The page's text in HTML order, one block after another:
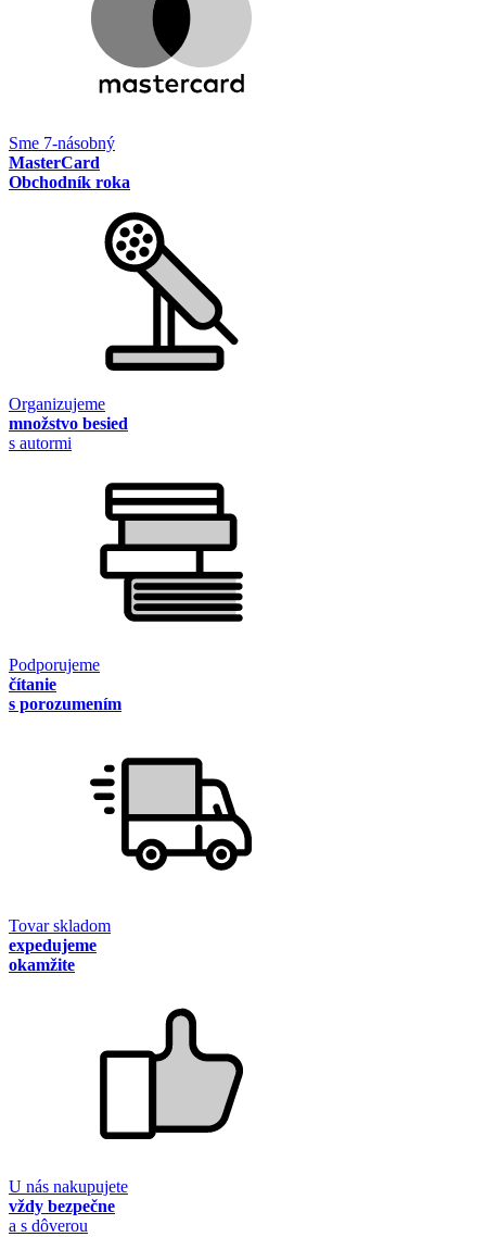
Sme 7-násobný
MasterCard
Obchodník roka
Organizujeme
množstvo besied
s autormi
Podporujeme
čítanie
s porozumením
Tovar skladom
expedujeme
okamžite
U nás nakupujete
vždy bezpečne
a s dôverou